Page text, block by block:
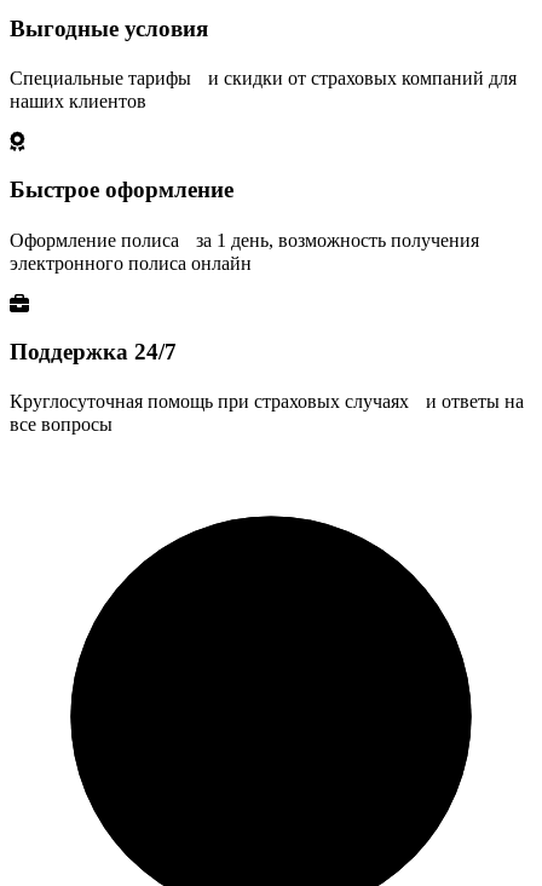
Выгодные условия
Специальные тарифы и скидки от страховых компаний для
наших клиентов
Быстрое оформление
Оформление полиса за 1 день, возможность получения
электронного полиса онлайн
Поддержка 24/7
Круглосуточная помощь при страховых случаях и ответы на
все вопросы